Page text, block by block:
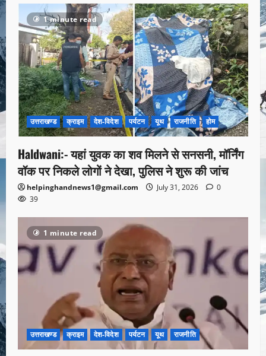
1 minute read
उत्तराखण्ड क्राइम देश-विदेश पर्यटन यूथ राजनीति होम
Haldwani:- यहां युवक का शव मिलने से सनसनी, मॉर्निंग
वॉक पर निकले लोगों ने देखा, पुलिस ने शुरू की जांच
helpinghandnews1@gmail.com July 31, 2026
0
39
1 minute read
उत्तराखण्ड क्राइम देश-विदेश पर्यटन यूथ राजनीति